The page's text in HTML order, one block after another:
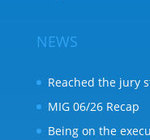
NEWS
Reached the jury
MIG 06/26 Recap
Being on the